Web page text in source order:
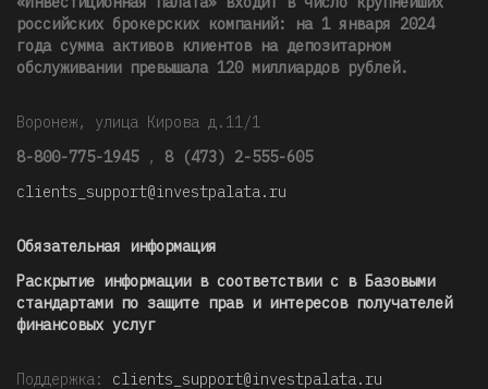
российских брокерских компаний: на 1 января 2024
года сумма активов клиентов на депозитарном
обслуживании превышала 120 миллиардов рублей.
Воронеж, улица Кирова д.11/1
8-800-775-1945 , 8 (473) 2-555-605
clients_support@investpalata.ru
Обязательная информация
Раскрытие информации в соответствии с в Базовыми
стандартами по защите прав и интересов получателей
финансовых услуг
Поддержка: clients_support@investpalata.ru